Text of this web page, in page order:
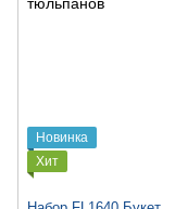
Новинка
Хит